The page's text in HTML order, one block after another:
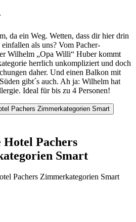
da ein Weg. Wetten, dass dir hier drin
einfallen als uns? Vom Pacher-
Wilhelm „Opa Willi“ Huber kommt
herrlich unkompliziert und doch
daher. Und einen Balkon mit
gibt´s auch. Ah ja: Wilhelm hat
Ideal für bis zu 4 Personen!
Hotel Pachers
Smart